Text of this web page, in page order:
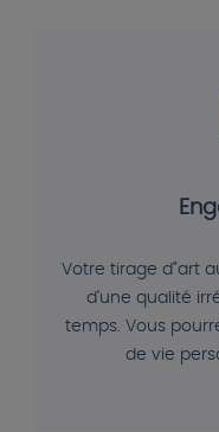
Votre tirage d"art
d'une qualité
temps. Vous
de vie